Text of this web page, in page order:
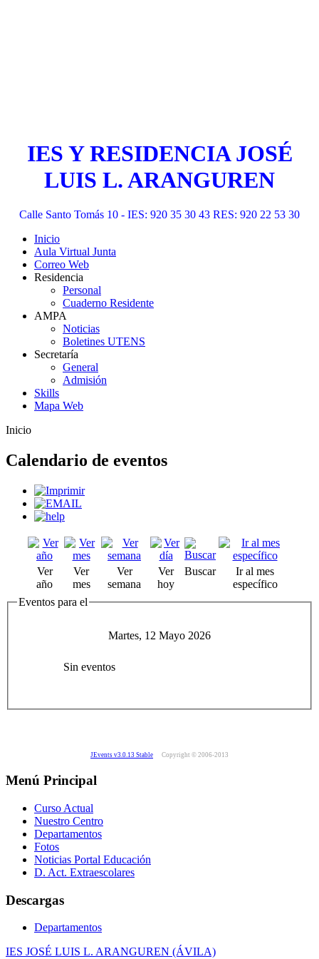
IES Y RESIDENCIA JOSÉ
LUIS L. ARANGUREN
Calle Santo Tomás 10 - IES: 920 35 30 43 RES: 920 22 53 30
Inicio
Aula Virtual Junta
Correo Web
Residencia
Personal
Cuaderno Residente
AMPA
Noticias
Boletines UTENS
Secretaría
General
Admisión
Skills
Mapa Web
Inicio
Calendario de eventos
Ver
año
Ver
mes
Ver
semana
Ver
hoy
Buscar
Ir al mes
específico
Eventos para el
Martes, 12 Mayo 2026
Sin eventos
JEvents v3.0.13 Stable Copyright © 2006-2013
Menú Principal
Curso Actual
Nuestro Centro
Departamentos
Fotos
Noticias Portal Educación
D. Act. Extraescolares
Descargas
Departamentos
IES JOSÉ LUIS L. ARANGUREN (ÁVILA)